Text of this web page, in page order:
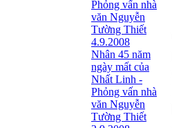
Phỏng vấn nhà
văn Nguyễn
Tường Thiết
4.9.2008
Nhân 45 năm
ngày mất của
Nhất Linh -
Phỏng vấn nhà
văn Nguyễn
Tường Thiết